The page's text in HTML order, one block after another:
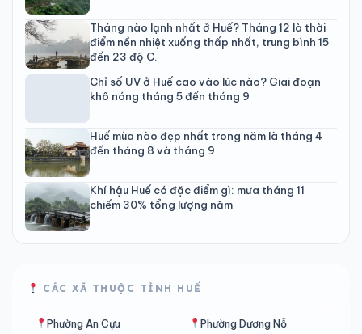
Tháng nào lạnh nhất ở Huế? Tháng 12 là thời
điểm nền nhiệt xuống thấp nhất, trung bình 15
đến 23 độ C.
Chỉ số UV ở Huế cao vào lúc nào? Giai đoạn
khô nóng tháng 5 đến tháng 9
Huế mùa nào đẹp nhất trong năm là tháng 4
đến tháng 8 và tháng 9
Khí hậu Huế có đặc điểm gì: mưa tháng 11
chiếm 30% tổng lượng năm
CÁC XÃ THUỘC TỈNH HUẾ
Phường An Cựu Phường Dương Nỗ